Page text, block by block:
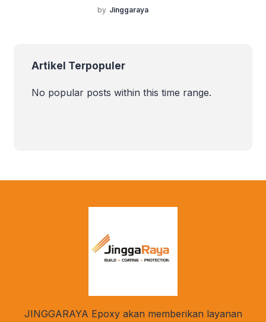
bikin lantai lebih kuat, rata, siap epoxy,
dan awet buat jangka panjang.
by Jinggaraya
Artikel Terpopuler
No popular posts within this time range.
JINGGARAYA Epoxy akan memberikan layanan